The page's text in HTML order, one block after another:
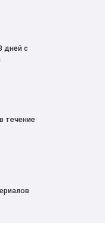
дней с
течение